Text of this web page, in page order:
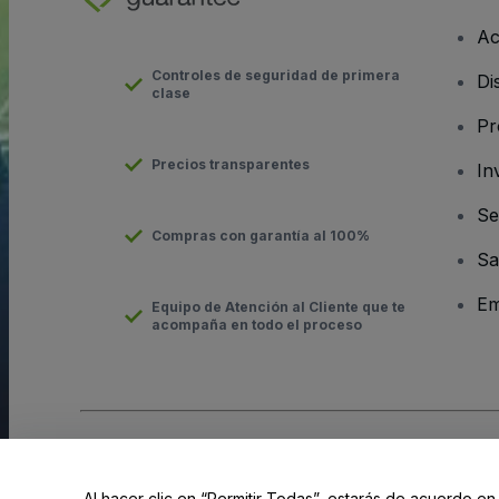
Controles de seguridad de primera
clase
Precios transparentes
Compras con garantía al 100%
Equipo de Atención al Cliente que te
acompaña en todo el proceso